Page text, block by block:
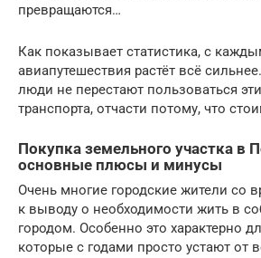
превращаются…
Как показывает статистика, с
авиапутешествия растёт всё
люди не перестают пользоваться
транспорта, отчасти потому, что
Покупка земельного участка в
основные плюсы и минусы
Очень многие городские жители со
к выводу о необходимости жить в
городом. Особенно это характерно
которые с годами просто устают от